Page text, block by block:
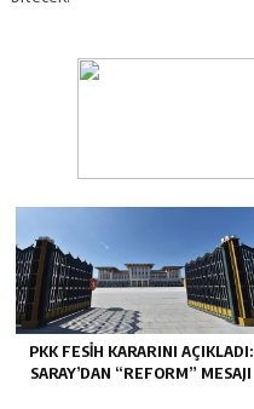
PKK FESIH KARARINI AÇIKLADI:
SARAY’DAN “REFORM” MESAJI